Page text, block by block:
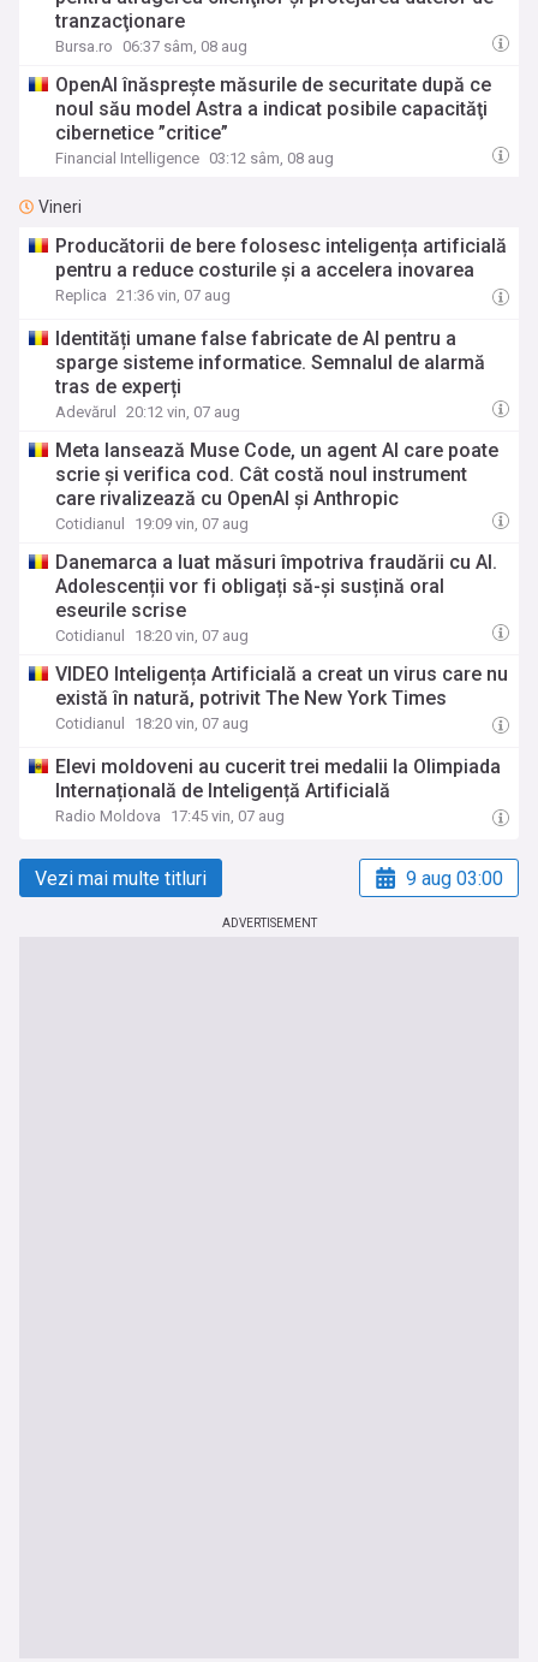
tranzacţionare
Bursa.ro 06:37 sâm, 08 aug
OpenAI înăspreşte măsurile de securitate după ce
noul său model Astra a indicat posibile capacităţi
cibernetice ”critice”
Financial Intelligence 03:12 sâm, 08 aug
Vineri
Producătorii de bere folosesc inteligența artificială
pentru a reduce costurile și a accelera inovarea
Replica 21:36 vin, 07 aug
Identități umane false fabricate de AI pentru a
sparge sisteme informatice. Semnalul de alarmă
tras de experți
Adevărul 20:12 vin, 07 aug
Meta lansează Muse Code, un agent AI care poate
scrie și verifica cod. Cât costă noul instrument
care rivalizează cu OpenAI și Anthropic
Cotidianul 19:09 vin, 07 aug
Danemarca a luat măsuri împotriva fraudării cu AI.
Adolescenții vor fi obligați să-și susțină oral
eseurile scrise
Cotidianul 18:20 vin, 07 aug
VIDEO Inteligența Artificială a creat un virus care nu
există în natură, potrivit The New York Times
Cotidianul 18:20 vin, 07 aug
Elevi moldoveni au cucerit trei medalii la Olimpiada
Internațională de Inteligență Artificială
Radio Moldova 17:45 vin, 07 aug
Vezi mai multe titluri 9 aug 03:00
ADVERTISEMENT